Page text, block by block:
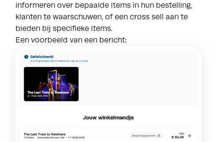
informeren over bepaalde items in hun bestelling,
klanten te waarschuwen, of een cross sell aan te
bieden bij specifieke items.
Een voorbeeld van een bericht: